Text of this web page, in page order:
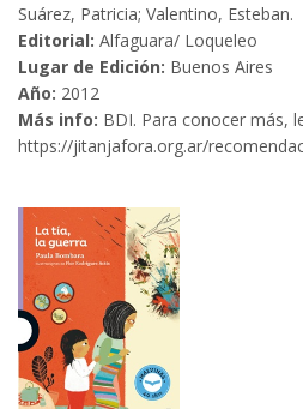
Suárez, Patricia; Valentino, Esteban.
Editorial: Alfaguara/ Loqueleo
Lugar de Edición: Buenos Aires
Año: 2012
Más info: BDI. Para conocer más,
https://jitanjafora.org.ar/